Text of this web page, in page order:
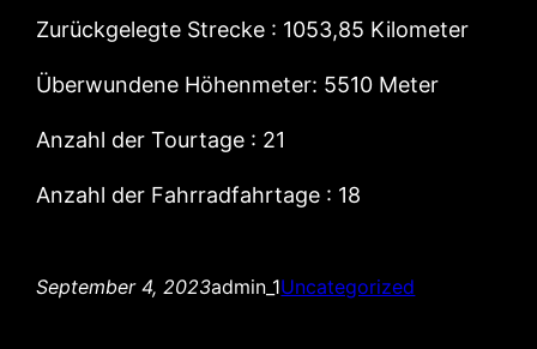
Zurückgelegte Strecke : 1053,85 Kilometer
Überwundene Höhenmeter: 5510 Meter
Anzahl der Tourtage : 21
Anzahl der Fahrradfahrtage : 18
September 4, 2023admin_1Uncategorized